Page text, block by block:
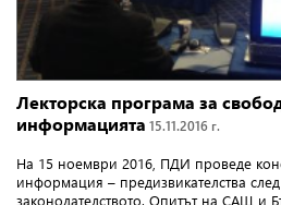
Лекторска програма за
информацията 15.11.2016 г.
На 15 ноември 2016, ПДИ проведе
информация – предизвикателства
законодателството. Опитът на САЩ и